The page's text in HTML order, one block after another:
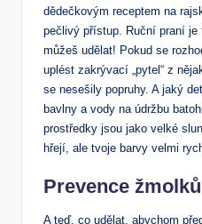
dědečkovým receptem na
pečlivý⁢ přístup. Ruční praní
můžeš udělat! Pokud se
uplést zakrývací „pytel“ z
se nesešily popruhy. A jaký
bavlny a vody na údržbu
prostředky jsou jako velké
hřejí, ale tvoje barvy velmi
Prevence ‍žmolků
A teď, ⁣co​ udělat, abychom⁤